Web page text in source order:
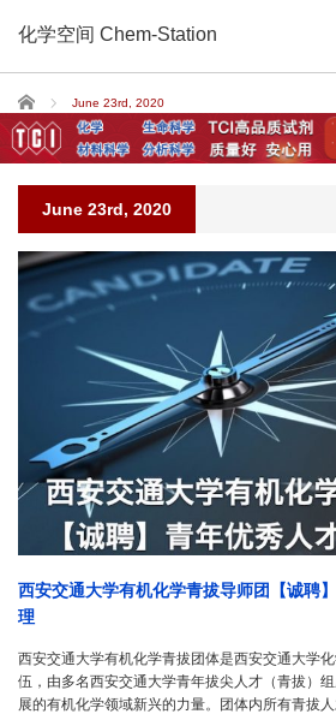
化学空间 Chem-Station
Home June 23rd, 2020
June 23rd, 2020
西安交通大学有机化学青拔导师团【诚聘
理
西安交通大学有机化学青拔团体是西安交通大学
伍，由多名西安交通大学青年拔尖人才（青拔）
展的有机化学领域新兴的力量。团体内所有青拔